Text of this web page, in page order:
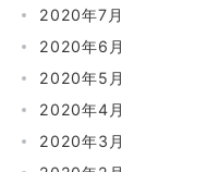
2020年7月
2020年6月
2020年5月
2020年4月
2020年3月